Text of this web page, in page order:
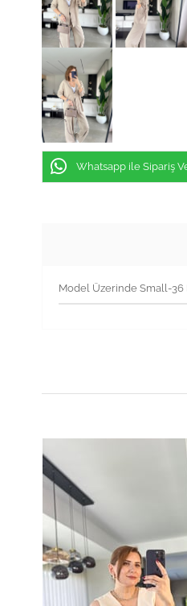
Whatsapp ile Sipariş
Model Üzerinde Small-36